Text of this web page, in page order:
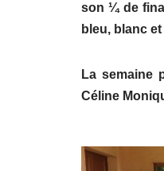
son ¼ de
bleu, blanc
La semaine
Céline